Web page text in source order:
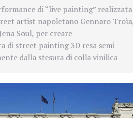
di “live painting” realizzata
artist napoletano Gennaro
Soul, per creare
di street painting 3D resa semi-
dalla stesura di colla vinilica